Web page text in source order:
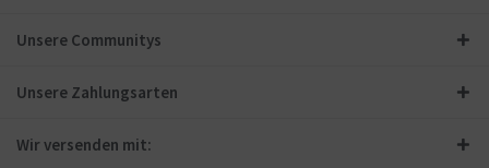
Unsere Communitys
Unsere Zahlungsarten
Wir versenden mit: